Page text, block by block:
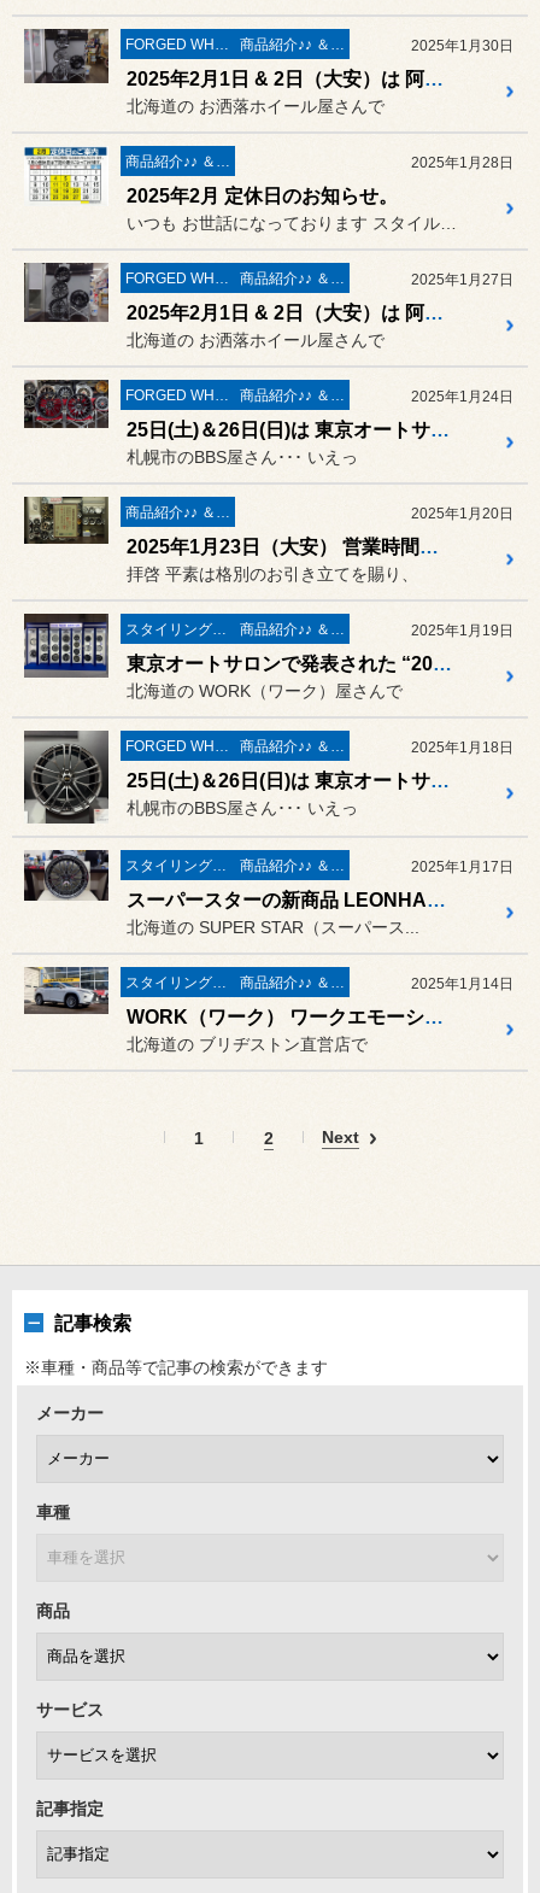
FORGED WHEELS 商品紹介♪♪ ＆ ”フィール”からのお知らせ。 2025年1月30日
2025年2月1日 & 2日（大安）は 阿部商会の担当さんも登場☆ 「AS FORGED」展示イベント開催中です♪ ～ 2025年2月14日（大安）まで
北海道の お洒落ホイール屋さんで
商品紹介♪♪ ＆ ”フィール”からのお知らせ。 2025年1月28日
2025年2月 定休日のお知らせ。
FORGED WHEELS 商品紹介♪♪ ＆ ”フィール”からのお知らせ。 2025年1月27日
2025年2月1日 & 2日（大安）は 阿部商会の担当さんも登場☆ 「AS FORGED」展示イベント開催中です♪ ～ 2025年2月14日（大安）まで
北海道の お洒落ホイール屋さんで
FORGED WHEELS 商品紹介♪♪ ＆ ”フィール”からのお知らせ。 2025年1月24日
25日(土)＆26日(日)は 東京オートサロンで発表された「RE-X」と「RN」の新色とBBS社の担当さんも登場!! 「BBS 鍛造ホイール キャンペーン」開催中❤ ～ 2025年2月2日（大安）まで
札幌市のBBS屋さん･･･ いえっ
商品紹介♪♪ ＆ ”フィール”からのお知らせ。 2025年1月20日
2025年1月23日（大安） 営業時間変更の お知らせ。
拝啓 平素は格別のお引き立てを賜り、
スタイリング系 ホイール＆タイヤ＆エアロパーツ 商品紹介♪♪ ＆ ”フィール”からのお知らせ。 2025年1月19日
東京オートサロンで発表された “2025 Newモデル” が登場 !! WORK wheels（ワーク）新作ホイール展示会を開催 ❤ 2025年2月1日（土）～ 2月2日（大安）
北海道の WORK（ワーク）屋さんで
FORGED WHEELS 商品紹介♪♪ ＆ ”フィール”からのお知らせ。 2025年1月18日
25日(土)＆26日(日)は 東京オートサロンで発表された「RE-X」と「RN」の新色とBBS社の担当さんも登場!! 「BBS 鍛造ホイール キャンペーン」開催致します❤ 本日から 2025年2月2日（大安）まで
札幌市のBBS屋さん･･･ いえっ
スタイリング系 ホイール＆タイヤ＆エアロパーツ 商品紹介♪♪ ＆ ”フィール”からのお知らせ。 2025年1月17日
スーパースターの新商品 LEONHARDIRITT Regieren（レオンハルト レギーレン）が 顔見世に来てくれました
北海道の SUPER STAR（スーパース...
スタイリング系 ホイール＆タイヤ＆エアロパーツ 商品紹介♪♪ ＆ ”フィール”からのお知らせ。 2025年1月14日
WORK（ワーク） ワークエモーション M8R ＆ ブリヂストン ブリザック DM-V3 の装着作業 ／ レクサス RX300
北海道の ブリヂストン直営店で
1 2 Next
記事検索
※車種・商品等で記事の検索ができます
メーカー
車種
商品
サービス
記事指定